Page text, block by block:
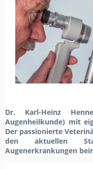
Dr. Karl-Heinz
Augenheilkunde) mit
Der passionierte
den aktuellen
Augenerkrankungen